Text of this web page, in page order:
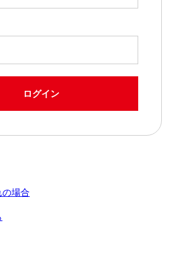
ログイン
場合